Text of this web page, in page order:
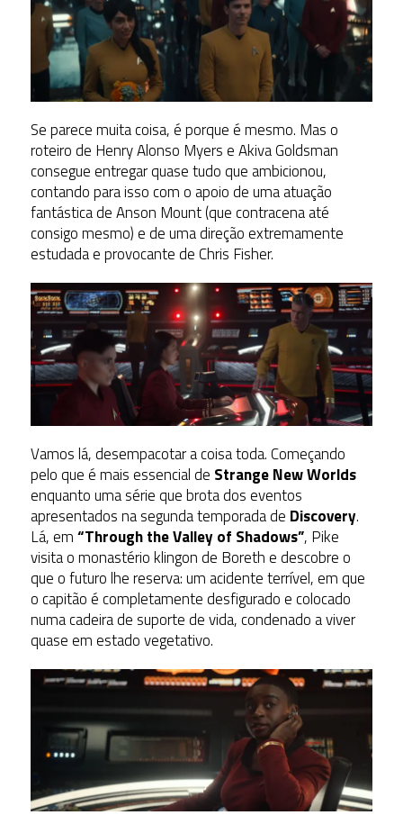
Se parece muita coisa, é porque é mesmo. Mas o
roteiro de Henry Alonso Myers e Akiva Goldsman
consegue entregar quase tudo que ambicionou,
contando para isso com o apoio de uma atuação
fantástica de Anson Mount (que contracena até
consigo mesmo) e de uma direção extremamente
estudada e provocante de Chris Fisher.
Vamos lá, desempacotar a coisa toda. Começando
pelo que é mais essencial de Strange New Worlds
enquanto uma série que brota dos eventos
apresentados na segunda temporada de Discovery.
Lá, em“Through the Valley of Shadows”, Pike
visita o monastério klingon de Boreth e descobre o
que o futuro lhe reserva: um acidente terrível, em que
o capitão é completamente desfigurado e colocado
numa cadeira de suporte de vida, condenado a viver
quase em estado vegetativo.